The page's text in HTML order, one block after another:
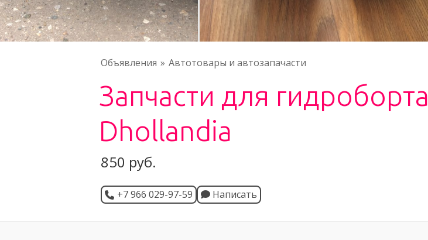
Объявления Автотовары и автозапачасти
Запчасти для гидроборта
Dhollandia
850 руб.
+7 966 029-97-59 Написать